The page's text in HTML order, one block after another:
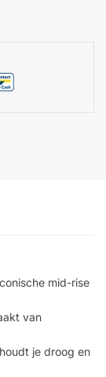
mid-rise
van
je droog en